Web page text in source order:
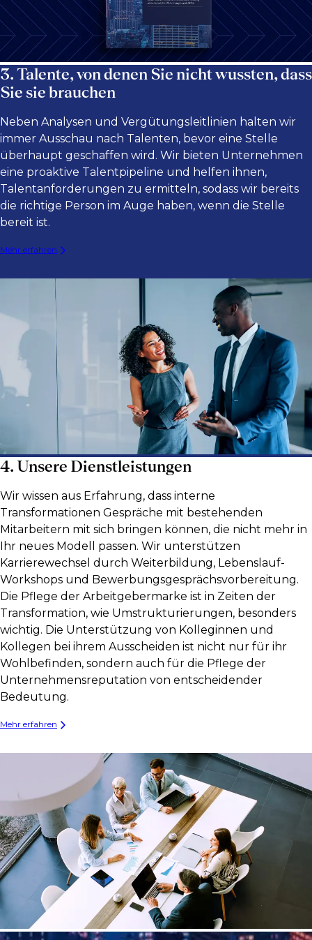
3. Talente, von denen Sie nicht wussten, dass
Sie sie brauchen
Neben Analysen und Vergütungsleitlinien halten wir
immer Ausschau nach Talenten, bevor eine Stelle
überhaupt geschaffen wird. Wir bieten Unternehmen
eine proaktive Talentpipeline und helfen ihnen,
Talentanforderungen zu ermitteln, sodass wir bereits
die richtige Person im Auge haben, wenn die Stelle
bereit ist.
Mehr erfahren
4. Unsere Dienstleistungen
Wir wissen aus Erfahrung, dass interne
Transformationen Gespräche mit bestehenden
Mitarbeitern mit sich bringen können, die nicht mehr in
Ihr neues Modell passen. Wir unterstützen
Karrierewechsel durch Weiterbildung, Lebenslauf-
Workshops und Bewerbungsgesprächsvorbereitung.
Die Pflege der Arbeitgebermarke ist in Zeiten der
Transformation, wie Umstrukturierungen, besonders
wichtig. Die Unterstützung von Kolleginnen und
Kollegen bei ihrem Ausscheiden ist nicht nur für ihr
Wohlbefinden, sondern auch für die Pflege der
Unternehmensreputation von entscheidender
Bedeutung.
Mehr erfahren